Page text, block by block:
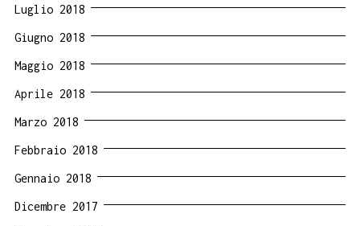
Luglio 2018
Giugno 2018
Maggio 2018
Aprile 2018
Marzo 2018
Febbraio 2018
Gennaio 2018
Dicembre 2017